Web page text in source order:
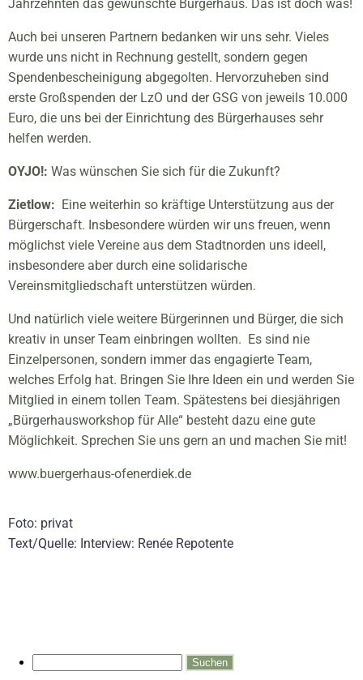
Jahrzehnten das gewünschte Bürgerhaus. Das ist doch was!
Auch bei unseren Partnern bedanken wir uns sehr. Vieles
wurde uns nicht in Rechnung gestellt, sondern gegen
Spendenbescheinigung abgegolten. Hervorzuheben sind
erste Großspenden der LzO und der GSG von jeweils 10.000
Euro, die uns bei der Einrichtung des Bürgerhauses sehr
helfen werden.
OYJO!: Was wünschen Sie sich für die Zukunft?
Zietlow: Eine weiterhin so kräftige Unterstützung aus der
Bürgerschaft. Insbesondere würden wir uns freuen, wenn
möglichst viele Vereine aus dem Stadtnorden uns ideell,
insbesondere aber durch eine solidarische
Vereinsmitgliedschaft unterstützen würden.
Und natürlich viele weitere Bürgerinnen und Bürger, die sich
kreativ in unser Team einbringen wollten. Es sind nie
Einzelpersonen, sondern immer das engagierte Team,
welches Erfolg hat. Bringen Sie Ihre Ideen ein und werden Sie
Mitglied in einem tollen Team. Spätestens bei diesjährigen
„Bürgerhausworkshop für Alle“ besteht dazu eine gute
Möglichkeit. Sprechen Sie uns gern an und machen Sie mit!
www.buergerhaus-ofenerdiek.de
Foto: privat
Text/Quelle: Interview: Renée Repotente